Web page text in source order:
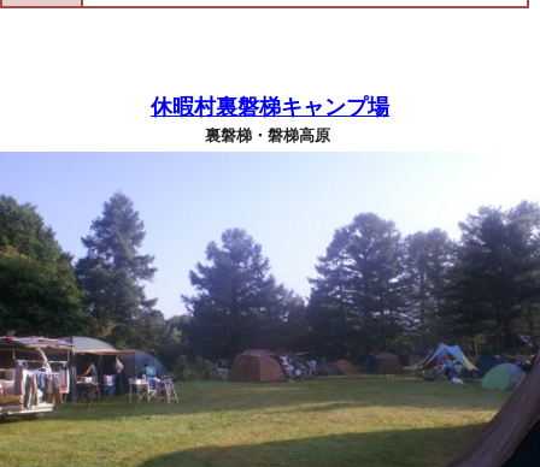
休暇村裏磐梯キャンプ場
裏磐梯・磐梯高原